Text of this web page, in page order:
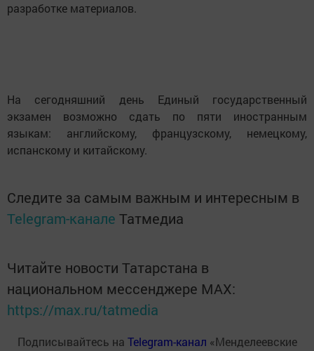
разработке материалов.
На сегодняшний день Единый государственный
экзамен возможно сдать по пяти иностранным
языкам: английскому, французскому, немецкому,
испанскому и китайскому.
Следите за самым важным и интересным в
Telegram-канале Татмедиа
Читайте новости Татарстана в
национальном мессенджере MАХ:
https://max.ru/tatmedia
Подписывайтесь на Telegram-канал «Менделеевские